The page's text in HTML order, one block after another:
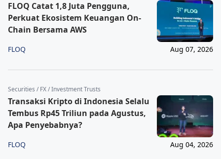
FLOQ Catat 1,8 Juta Pengguna,
Perkuat Ekosistem Keuangan On-
Chain Bersama AWS
FLOQ Aug 07, 2026
Securities / FX / Investment Trusts
Transaksi Kripto di Indonesia Selalu
Tembus Rp45 Triliun pada Agustus,
Apa Penyebabnya?
FLOQ Aug 04, 2026